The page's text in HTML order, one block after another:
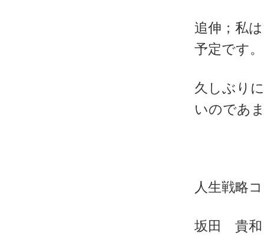
追伸；私
予定です。
久しぶり
いのであ
人生戦略
坂田 貴和